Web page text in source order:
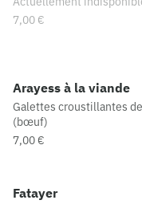
7,00 €
Arayess à la viande
Galettes croustillantes
(bœuf)
7,00 €
Fatayer